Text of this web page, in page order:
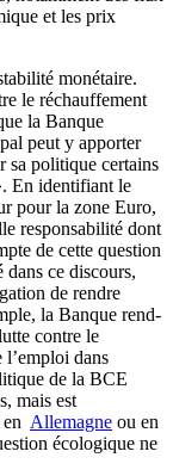
et les prix
monétaire.
le réchauffement
la Banque
peut y apporter
sa politique certains
En identifiant le
pour la zone Euro,
responsabilité dont
de cette question
ce discours,
de rendre
la Banque rend-
contre le
l’emploi dans
de la BCE
mais est
Allemagne ou en
écologique ne